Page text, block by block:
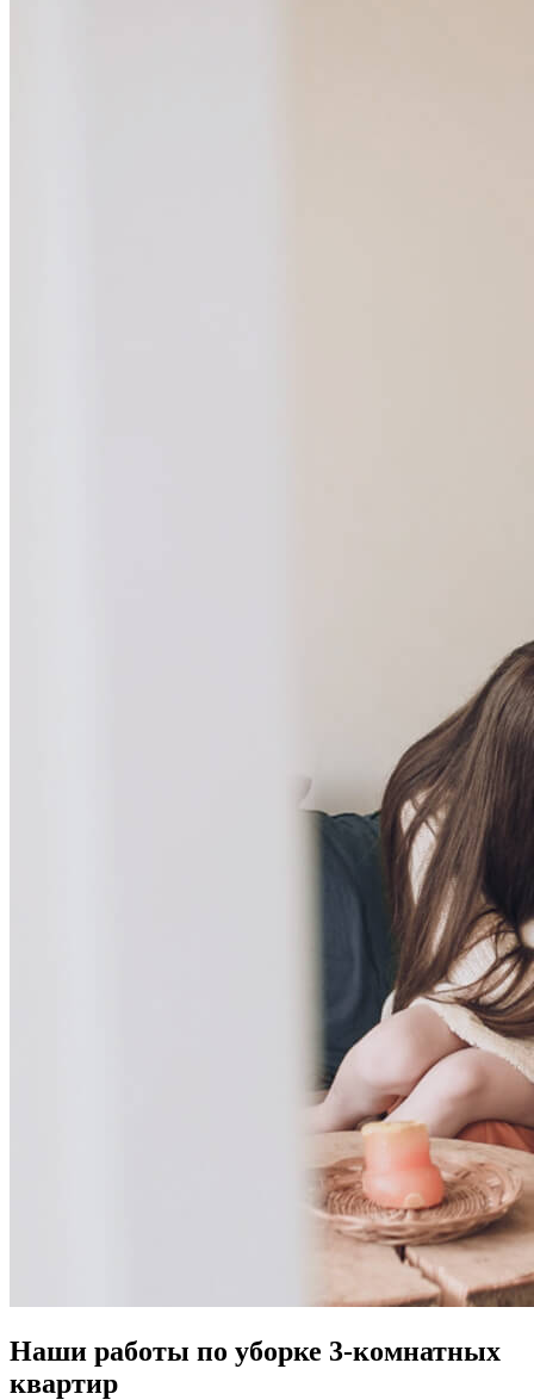
Наши работы по уборке 3-комнатных
квартир